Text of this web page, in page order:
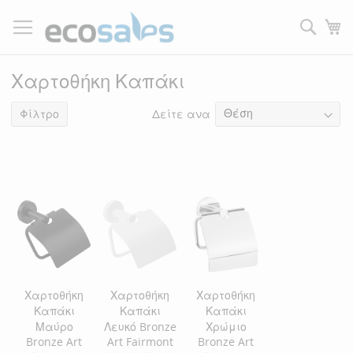
στο
περιεχόμενο
Χαρτοθήκη Καπάκι
είδη Δείτε ανα
Χαρτοθήκη
Καπάκι
Μαύρο
Bronze Art
Χαρτοθήκη
Καπάκι
Λευκό Bronze
Art Fairmont
Χαρτοθήκη
Καπάκι
Χρώμιο
Bronze Art
Φίλτρο